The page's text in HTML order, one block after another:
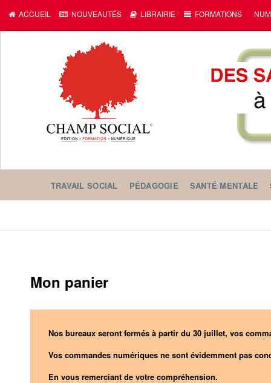
ACCUEIL NOUVEAUTÉS LIBRAIRIE FORMATIONS
TRAVAIL SOCIAL PÉDAGOGIE SANTÉ MENTALE
Mon panier
Nos bureaux seront fermés à partir du 30 juillet, vos
Vos commandes numériques ne sont évidemment pas
En vous remerciant de votre compréhension.